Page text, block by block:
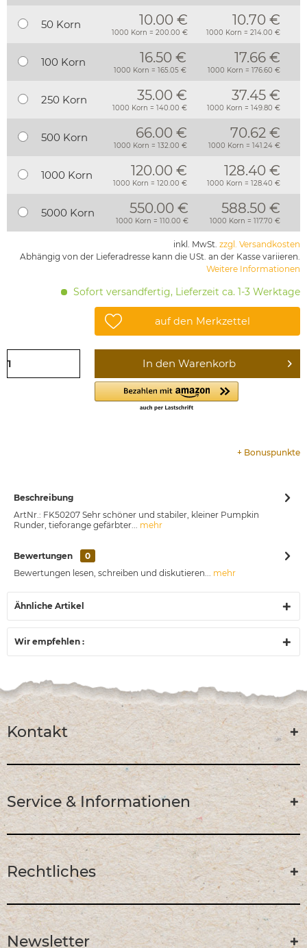
50 Korn 10.00 €
1000 Korn = 200.00 €
10.70 €
1000 Korn = 214.00 €
100 Korn 16.50 €
1000 Korn = 165.05 €
17.66 €
1000 Korn = 176.60 €
250 Korn 35.00 €
1000 Korn = 140.00 €
37.45 €
1000 Korn = 149.80 €
500 Korn 66.00 €
1000 Korn = 132.00 €
70.62 €
1000 Korn = 141.24 €
1000 Korn 120.00 €
1000 Korn = 120.00 €
128.40 €
1000 Korn = 128.40 €
5000 Korn 550.00 €
1000 Korn = 110.00 €
588.50 €
1000 Korn = 117.70 €
inkl. MwSt. zzgl. Versandkosten
Abhängig von der Lieferadresse kann die USt. an der Kasse variieren.
Weitere Informationen
Sofort versandfertig, Lieferzeit ca. 1-3 Werktage
auf den Merkzettel
In den Warenkorb
+ Bonuspunkte
Beschreibung
ArtNr.: FK50207 Sehr schöner und stabiler, kleiner Pumpkin
Runder, tieforange gefärbter... mehr
Bewertungen
0
Bewertungen lesen, schreiben und diskutieren... mehr
Ähnliche Artikel
Wir empfehlen :
Kontakt
Service & Informationen
Rechtliches
Newsletter